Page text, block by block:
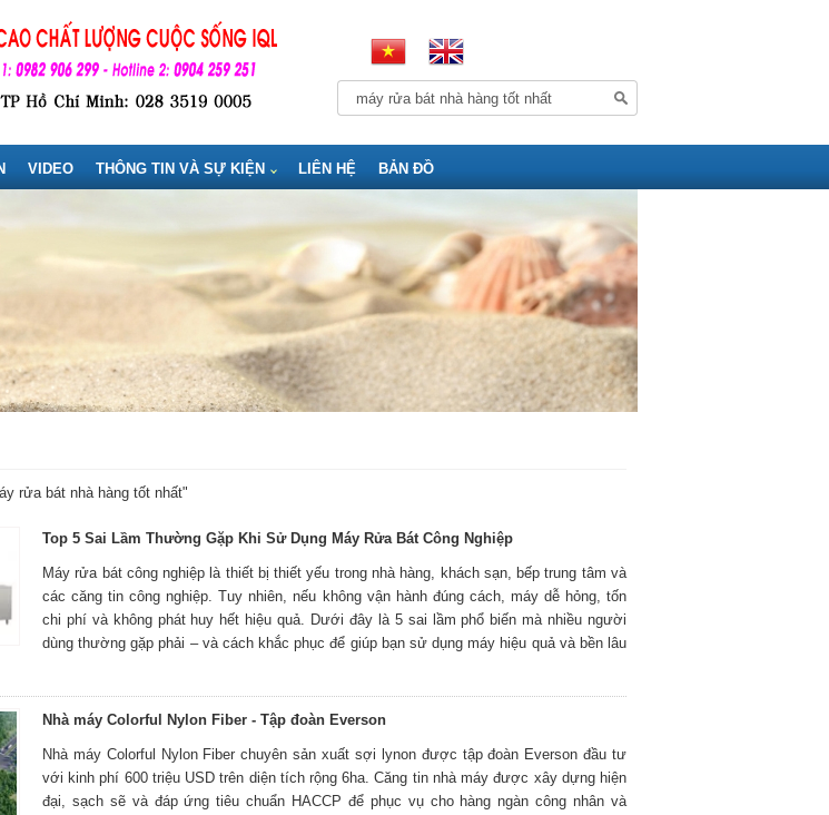
VIDEO THÔNG TIN VÀ SỰ KIỆN LIÊN HỆ BẢN ĐỒ
rửa bát nhà hàng tốt nhất"
Top 5 Sai Lầm Thường Gặp Khi Sử Dụng Máy Rửa Bát Công Nghiệp
Máy rửa bát công nghiệp là thiết bị thiết yếu trong nhà hàng, khách sạn, bếp trung tâm và
các căng tin công nghiệp. Tuy nhiên, nếu không vận hành đúng cách, máy dễ hỏng, tốn
chi phí và không phát huy hết hiệu quả. Dưới đây là 5 sai lầm phổ biến mà nhiều người
dùng thường gặp phải – và cách khắc phục để giúp bạn sử dụng máy hiệu quả và bền lâu
Nhà máy Colorful Nylon Fiber - Tập đoàn Everson
Nhà máy Colorful Nylon Fiber chuyên sản xuất sợi lynon được tập đoàn Everson đầu tư
với kinh phí 600 triệu USD trên diện tích rộng 6ha. Căng tin nhà máy được xây dựng hiện
đại, sạch sẽ và đáp ứng tiêu chuẩn HACCP để phục vụ cho hàng ngàn công nhân và